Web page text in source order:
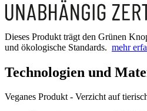
Dieses Produkt trägt den Grünen
und ökologische Standards. mehr
Technologien und
Veganes Produkt - Verzicht auf